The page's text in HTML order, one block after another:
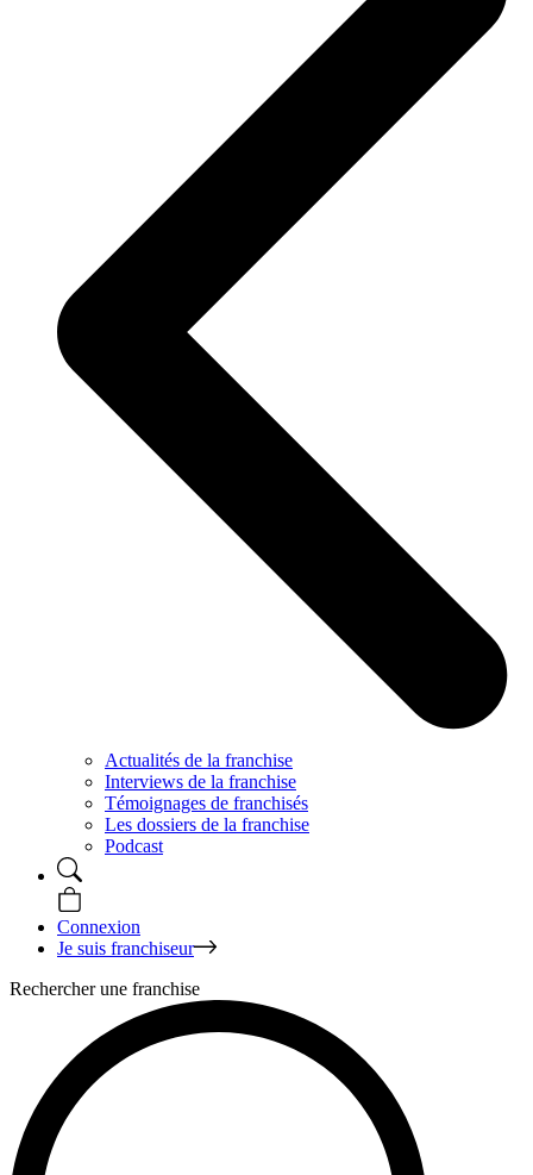
Actualités de la franchise
Interviews de la franchise
Témoignages de franchisés
Les dossiers de la franchise
Podcast
Connexion
Je suis franchiseur
Rechercher une franchise